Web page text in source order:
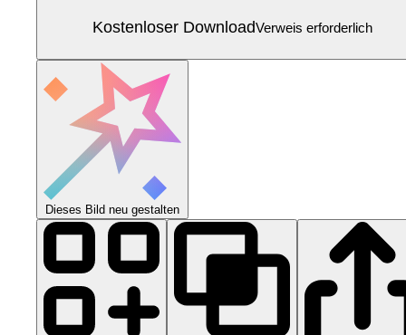
Kostenloser DownloadVerweis erforderlich
Dieses Bild neu gestalten